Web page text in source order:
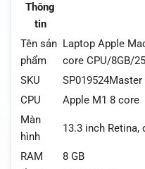
Thông
tin
Tên sản
phẩm
Laptop Apple
core CPU/8GB/
SKU
SP019524Master
CPU
Apple M1 8 core
Màn
hình
13.3 inch Retina,
RAM
8 GB